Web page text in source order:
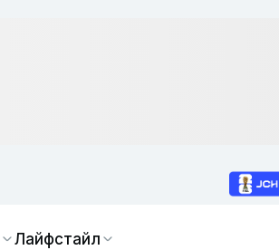
Лайфстайл